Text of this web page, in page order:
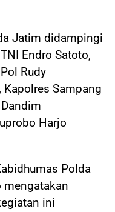
Jatim didampingi
Endro Satoto,
Rudy
Kapolres Sampang
Harjo
Polda
mengatakan
ini